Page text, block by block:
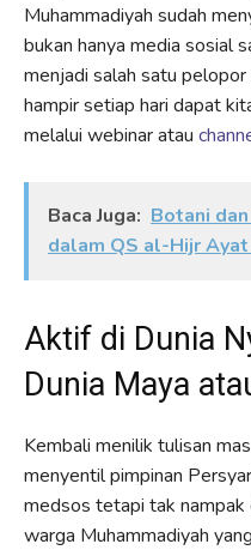
Muhammadiyah sudah
bukan hanya media sosial
menjadi salah satu
hampir setiap hari dapat
melalui webinar atau
Baca Juga: Botani
dalam QS al-Hijr
Aktif di Dunia
Dunia Maya
Kembali menilik tulisan
menyentil pimpinan
medsos tetapi tak nampak
warga Muhammadiyah